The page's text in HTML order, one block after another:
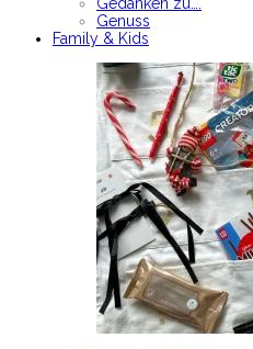
Genuss
Family & Kids